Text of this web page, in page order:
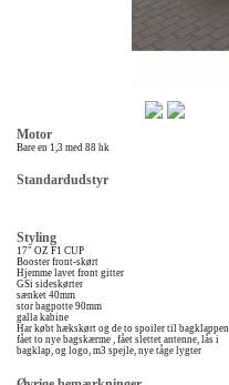
Motor
Bare en 1,3 med 88 hk
Standardudstyr
Styling
17" OZ F1 CUP
Booster front-skørt
Hjemme lavet front gitter
GSi sideskørter
sænket 40mm
stor bagpotte 90mm
galla kabine
Har købt hækskørt og de to spoiler til bagklappen ,
fået to nye bagskærme , fået slettet antenne, lås i
bagklap, og logo, m3 spejle, nye tåge lygter